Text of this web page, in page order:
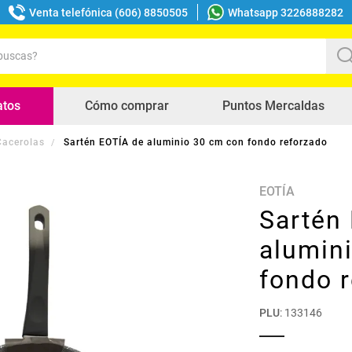
Venta telefónica (606) 8850505 Whatsapp 3226888282
Cómo comprar Puntos Mercaldas
Sartén EOTÍA de aluminio 30 cm con fondo reforzado
EOTÍA
Sartén
fondo
PLU: 133146
buscados